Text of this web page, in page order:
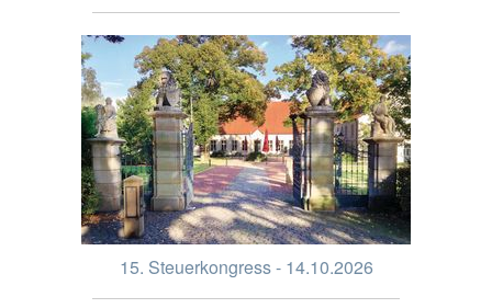
15. Steuerkongress - 14.10.2026